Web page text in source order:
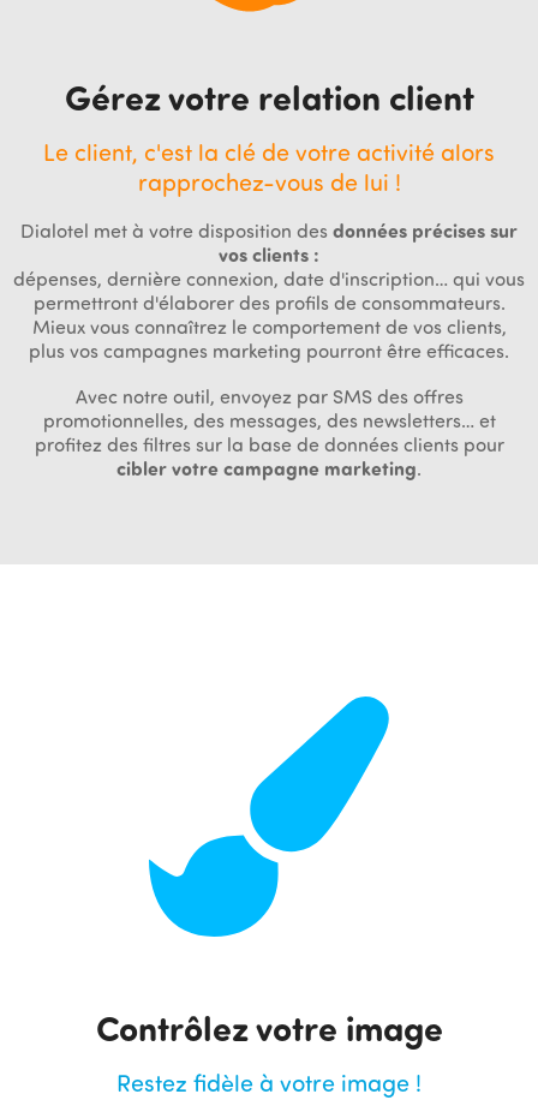
Gérez votre relation client
Le client, c'est la clé de votre activité alors
rapprochez-vous de lui !
Dialotel met à votre disposition desdonnées précises sur
vos clients :
dépenses, dernière connexion, date d'inscription… qui vous
permettront d'élaborer des profils de consommateurs.
Mieux vous connaîtrez le comportement de vos clients,
plus vos campagnes marketing pourront être efficaces.
Avec notre outil, envoyez par SMS des offres
promotionnelles, des messages, des newsletters… et
profitez des filtres sur la base de données clients pour
cibler votre campagne marketing.
Contrôlez votre image
Restez fidèle à votre image !